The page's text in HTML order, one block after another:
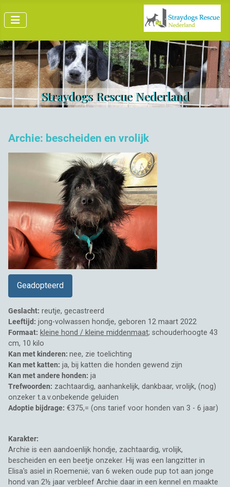
Straydogs Rescue
Archie: bescheiden en vrolijk
Geadopteerd
Geslacht: reutje, gecastreerd
Leeftijd: jong-volwassen hondje, geboren 12 maart 2022
Formaat: kleine hond / kleine middenmaat; schouderhoogte 43
cm, 10 kilo
Kan met kinderen: nee, zie toelichting
Kan met katten: ja, bij katten die honden gewend zijn
Kan met andere honden: ja
Trefwoorden: zachtaardig, aanhankelijk, dankbaar, vrolijk, (nog)
onzeker t.a.v.onbekende geluiden
Adoptie bijdrage: €375,= (ons tarief voor honden van 3 - 6 jaar)
Karakter:
Archie is een aandoenlijk hondje, zachtaardig, vrolijk,
bescheiden en een beetje onzeker. Hij was een langzitter in
Elisa's asiel in Roemenië; van 6 weken oude pup tot aan jonge
hond van 2½ jaar verbleef Archie daar in een kennel en maakte